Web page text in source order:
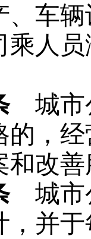
、车
乘人
城市
的，
和改
城市
，并